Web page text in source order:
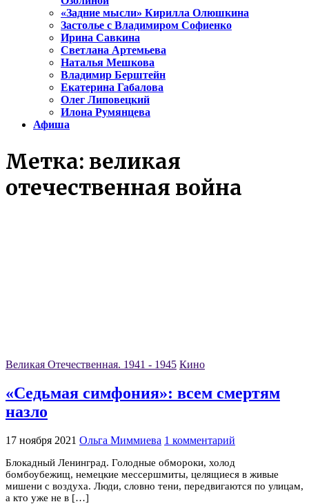
«Задние мысли» Кирилла Олюшкина
Застолье с Владимиром Софиенко
Ирина Савкина
Светлана Артемьева
Наталья Мешкова
Владимир Берштейн
Екатерина Габалова
Олег Липовецкий
Илона Румянцева
Афиша
Метка: великая
отечественная война
Великая Отечественная. 1941 - 1945 Кино
«Седьмая симфония»: всем смертям
назло
17 ноября 2021 Ольга Миммиева 1 комментарий
Блокадный Ленинград. Голодные обмороки, холод
бомбоубежищ, немецкие мессершмиты, целящиеся в живые
мишени с воздуха. Люди, словно тени, передвигаются по улицам,
а кто уже не в […]